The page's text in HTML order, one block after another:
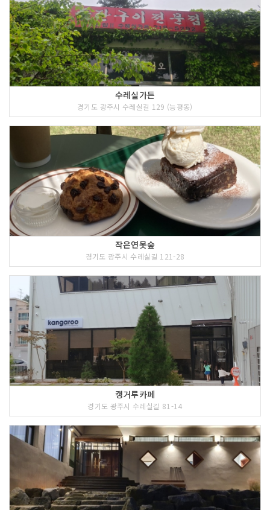
수레실가든
경기도 광주시 수레실길 129 (능평동)
작은연못숲
경기도 광주시 수레실길 121-28
캥거루카페
경기도 광주시 수레실길 81-14